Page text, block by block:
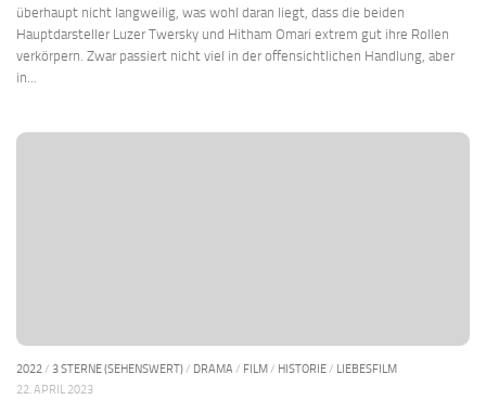
überhaupt nicht langweilig, was wohl daran liegt, dass die beiden
Hauptdarsteller Luzer Twersky und Hitham Omari extrem gut ihre Rollen
verkörpern. Zwar passiert nicht viel in der offensichtlichen Handlung, aber
in...
2022/ 3 STERNE (SEHENSWERT)/ DRAMA / FILM/ HISTORIE/ LIEBESFILM
22. APRIL 2023